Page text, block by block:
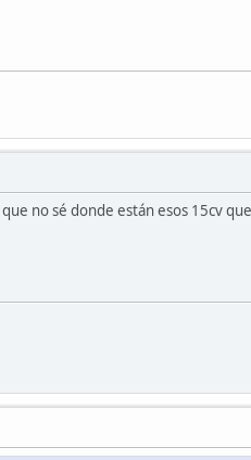
no sé donde están esos 15cv